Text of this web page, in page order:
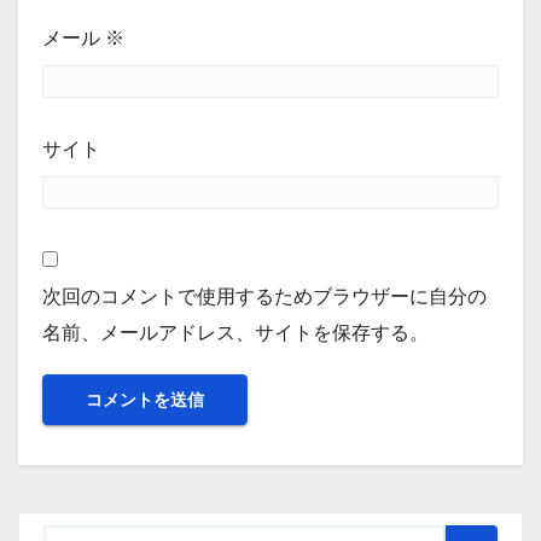
メール ※
サイト
次回のコメントで使用するためブラウザーに自分の
名前、メールアドレス、サイトを保存する。